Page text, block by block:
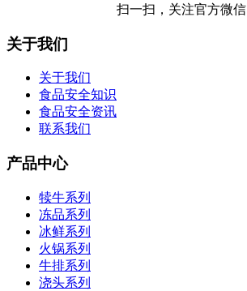
扫一扫，关注官方微信
关于我们
关于我们
食品安全知识
食品安全资讯
联系我们
产品中心
犊牛系列
冻品系列
冰鲜系列
火锅系列
牛排系列
浇头系列